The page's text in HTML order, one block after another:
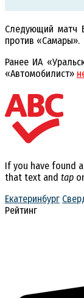
Следующий матч
против «Самары».
Ранее ИА
«Автомобилист»
If you have found
that text and tap
Екатеринбург
Рейтинг